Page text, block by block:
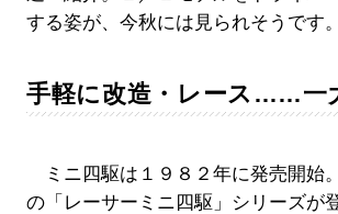
する姿が、今秋には見られそうです。
手軽に改造・レース……一
ミニ四駆は１９８２年に発売開始
の「レーサーミニ四駆」シリーズが